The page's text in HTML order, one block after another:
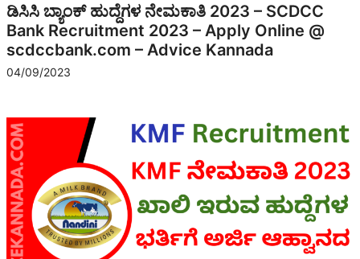
ಡಿಸಿಸಿ ಬ್ಯಾಂಕ್ ಹುದ್ದೆಗಳ ನೇಮಕಾತಿ 2023 – SCDCC
Bank Recruitment 2023 – Apply Online @
scdccbank.com – Advice Kannada
04/09/2023